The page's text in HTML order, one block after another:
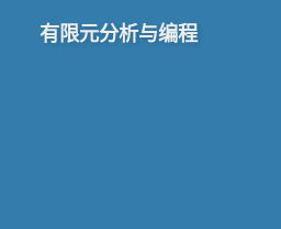
有限元分析与编程